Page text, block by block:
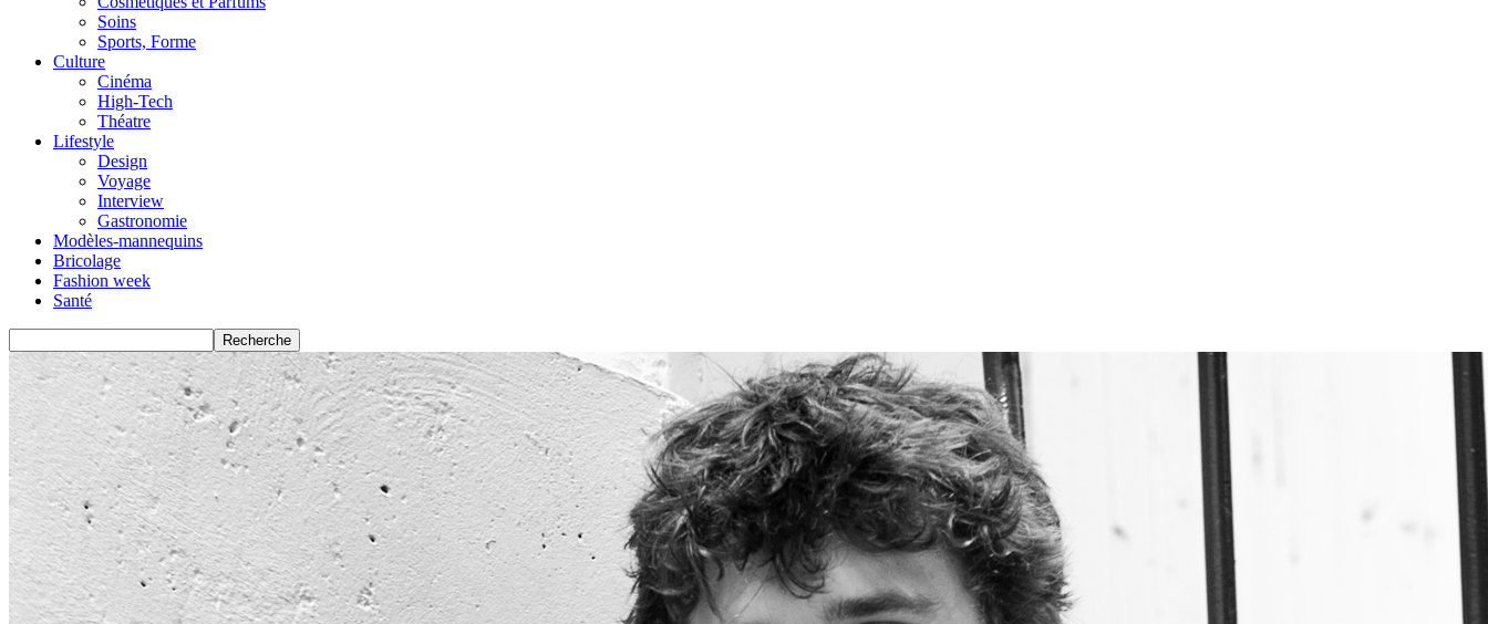
Soins
Sports, Forme
Culture
Cinéma
High-Tech
Théatre
Lifestyle
Design
Voyage
Interview
Gastronomie
Modèles-mannequins
Bricolage
Fashion week
Santé